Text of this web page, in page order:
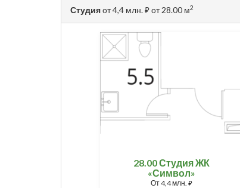
Студияот 4,4 млн.⃏от 28.00 м2
28.00 Студия ЖК
«Символ»
От4,4 млн. ⃏